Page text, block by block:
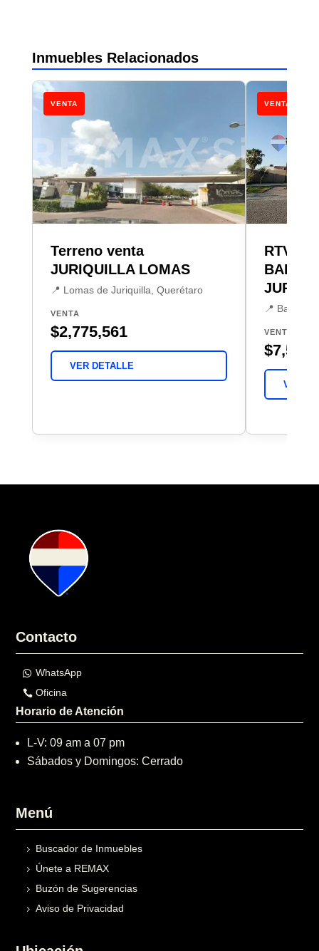
Inmuebles Relacionados
VENTA
Terreno venta
JURIQUILLA LOMAS
📍 Lomas de Juriquilla, Querétaro
VENTA
$2,775,561
VER DETALLE
VENTA
RTV
📍
VENTA
VER
Contacto
WhatsApp
Oficina
Horario de Atención
L-V: 09 am a 07 pm
Sábados y Domingos: Cerrado
Menú
Buscador de Inmuebles
Únete a REMAX
Buzón de Sugerencias
Aviso de Privacidad